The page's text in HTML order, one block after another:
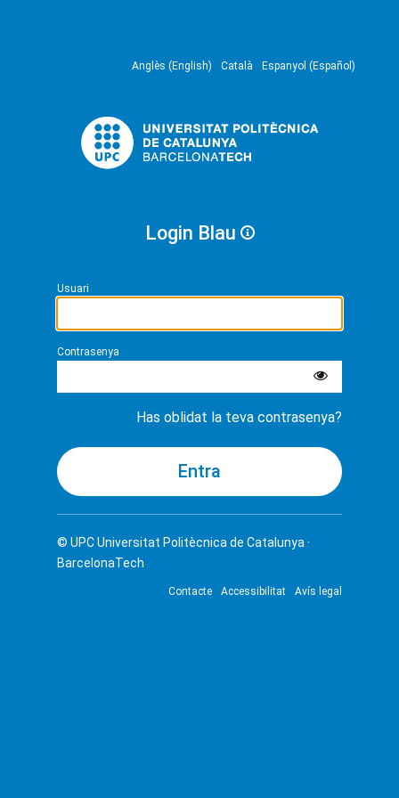
Anglès (English) Català Espanyol (Español)
Login Blau
Usuari
Contrasenya
Has oblidat la teva contrasenya?
© UPCUniversitat Politècnica de Catalunya ·
BarcelonaTech
Contacte Accessibilitat Avís legal